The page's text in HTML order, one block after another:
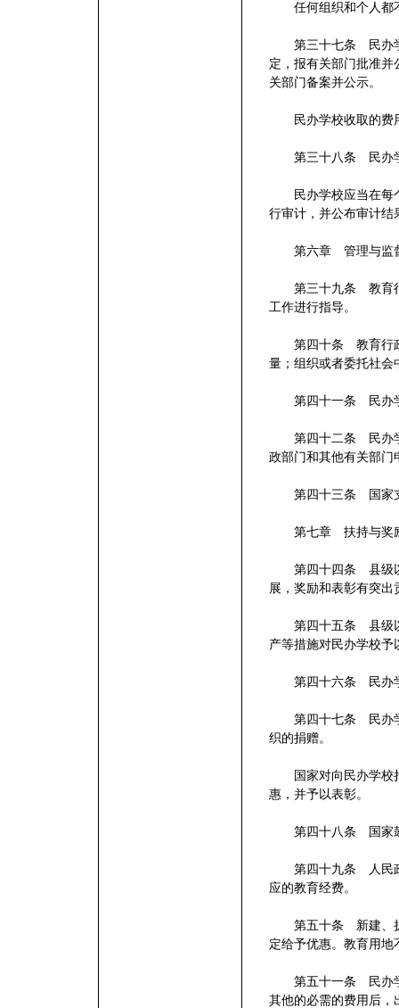
任何组织和个人都不
第三十七条 民办学
定，报有关部门批准
关部门备案并公示。
民办学校收取的费
第三十八条 民办学
民办学校应当在每个
行审计，并公布审计
第六章 管理与监
第三十九条 教育行
工作进行指导。
第四十条 教育行政
量；组织或者委托社
第四十一条 民办学
第四十二条 民办学
政部门和其他有关部
第四十三条 国家支
第七章 扶持与奖
第四十四条 县级以
展，奖励和表彰有突
第四十五条 县级以
产等措施对民办学校
第四十六条 民办学
第四十七条 民办学
织的捐赠。
国家对向民办学校捐
惠，并予以表彰。
第四十八条 国家鼓
第四十九条 人民政
应的教育经费。
第五十条 新建、扩
定给予优惠。教育用
第五十一条 民办学
其他的必需的费用后，